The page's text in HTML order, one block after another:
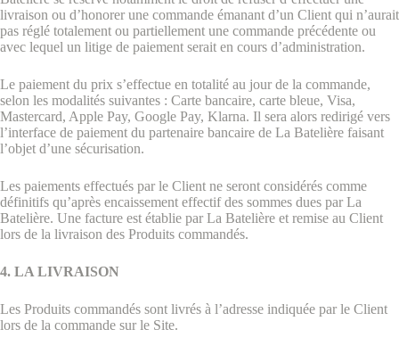
livraison ou d’honorer une commande émanant d’un Client qui n’aurait
pas réglé totalement ou partiellement une commande précédente ou
avec lequel un litige de paiement serait en cours d’administration.
Le paiement du prix s’effectue en totalité au jour de la commande,
selon les modalités suivantes : Carte bancaire, carte bleue, Visa,
Mastercard, Apple Pay, Google Pay, Klarna. Il sera alors redirigé vers
l’interface de paiement du partenaire bancaire de La Batelière faisant
l’objet d’une sécurisation.
Les paiements effectués par le Client ne seront considérés comme
définitifs qu’après encaissement effectif des sommes dues par La
Batelière. Une facture est établie par La Batelière et remise au Client
lors de la livraison des Produits commandés.
4. LA LIVRAISON
Les Produits commandés sont livrés à l’adresse indiquée par le Client
lors de la commande sur le Site.